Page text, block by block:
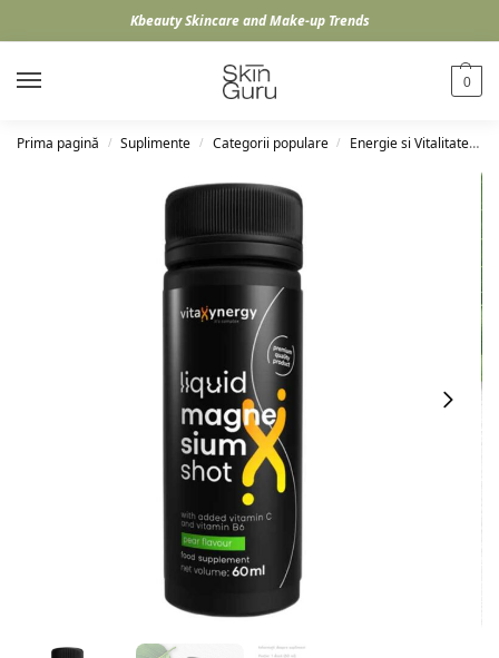
Kbeauty Skincare and Make-up Trends
0
Prima pagină / Suplimente / Categorii populare / Energie si Vitalitate